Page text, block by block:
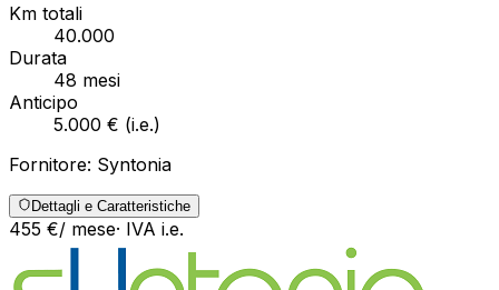
Km totali
40.000
Durata
48 mesi
Anticipo
5.000 € (i.e.)
Fornitore: Syntonia
Dettagli e Caratteristiche
455 €/ mese· IVA i.e.